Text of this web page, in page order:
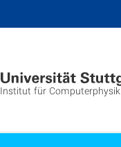
Institut für Computerphysik